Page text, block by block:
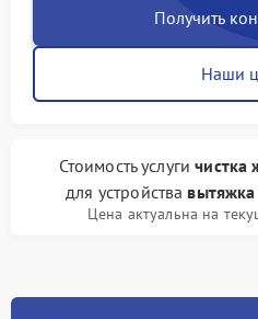
Получить
Наши
Стоимость услугичистка
для устройства
Цена актуальна на